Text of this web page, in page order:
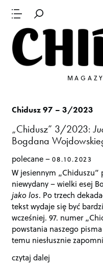
Chidusz 97 – 3/2023
„Chidusz” 3/2023:
Bogdana
polecane 08.10.2023
W jesiennym
niewydany – wielki esej
jako los. Po trzech
tekst wydaje się być
wcześniej. 97. numer
powstania naszego
temu niesłusznie
czytaj dalej